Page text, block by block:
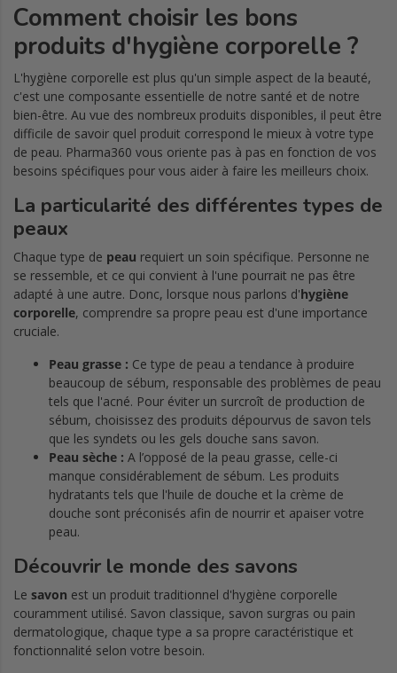
Comment choisir les bons
produits d'hygiène corporelle ?
L'hygiène corporelle est plus qu'un simple aspect de la beauté,
c'est une composante essentielle de notre santé et de notre
bien-être. Au vue des nombreux produits disponibles, il peut être
difficile de savoir quel produit correspond le mieux à votre type
de peau. Pharma360 vous oriente pas à pas en fonction de vos
besoins spécifiques pour vous aider à faire les meilleurs choix.
La particularité des différentes types de
peaux
Chaque type de peau requiert un soin spécifique. Personne ne
se ressemble, et ce qui convient à l'une pourrait ne pas être
adapté à une autre. Donc, lorsque nous parlons d'hygiène
corporelle, comprendre sa propre peau est d'une importance
cruciale.
Peau grasse : Ce type de peau a tendance à produire
beaucoup de sébum, responsable des problèmes de peau
tels que l'acné. Pour éviter un surcroît de production de
sébum, choisissez des produits dépourvus de savon tels
que les syndets ou les gels douche sans savon.
Peau sèche : A l’opposé de la peau grasse, celle-ci
manque considérablement de sébum. Les produits
hydratants tels que l'huile de douche et la crème de
douche sont préconisés afin de nourrir et apaiser votre
peau.
Découvrir le monde des savons
Le savon est un produit traditionnel d'hygiène corporelle
couramment utilisé. Savon classique, savon surgras ou pain
dermatologique, chaque type a sa propre caractéristique et
fonctionnalité selon votre besoin.